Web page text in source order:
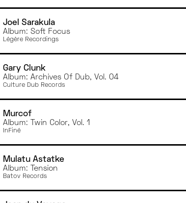
Joel Sarakula
Album: Soft Focus
Légère Recordings
Gary Clunk
Album: Archives Of Dub, Vol. 04
Culture Dub Records
Murcof
Album: Twin Color, Vol. 1
InFiné
Mulatu Astatke
Album: Tension
Batov Records